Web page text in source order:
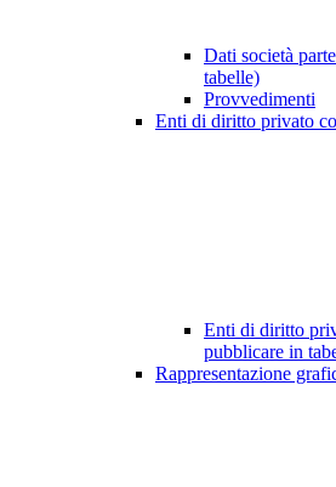
Dati società
tabelle)
Provvedimenti
Enti di diritto privato
Enti di diritto
pubblicare in
Rappresentazione